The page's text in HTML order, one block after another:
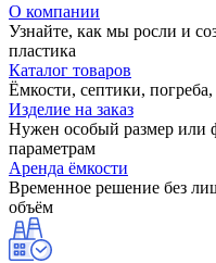
О компании
Узнайте, как мы росли и
пластика
Каталог товаров
Ёмкости, септики,
Изделие на заказ
Нужен особый размер или
параметрам
Аренда ёмкости
Временное решение без
объём